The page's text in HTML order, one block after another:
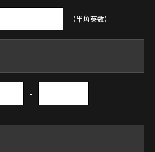
（半角英数）
-